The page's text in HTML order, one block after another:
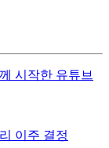
시작한 유튜브
이주 결정